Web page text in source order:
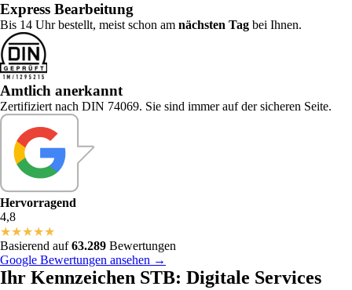
Express Bearbeitung
Bis 14 Uhr bestellt, meist schon am nächsten Tag bei Ihnen.
Amtlich anerkannt
Zertifiziert nach DIN 74069. Sie sind immer auf der sicheren Seite.
Hervorragend
4,8
★★★★★
Basierend auf63.289 Bewertungen
Google Bewertungen ansehen →
Ihr Kennzeichen STB: Digitale Services